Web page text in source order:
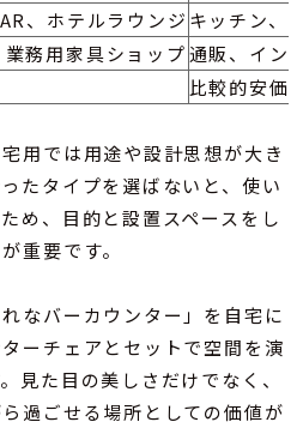
、ホテルラウンジ キッチン、
務用家具ショップ通販、イン
比較的安価
用では用途や設計思想が大き
たタイプを選ばないと、使い
め、目的と設置スペースをし
重要です。
なバーカウンター」を自宅に
ーチェアとセットで空間を演
見た目の美しさだけでなく、
過ごせる場所としての価値が